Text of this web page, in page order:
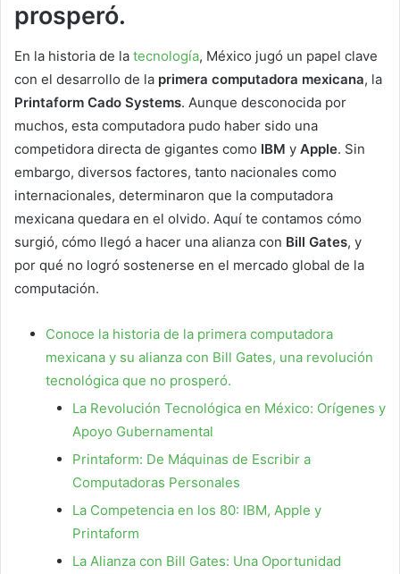
prosperó.
En la historia de la tecnología, México jugó un papel clave
con el desarrollo de la primera computadora mexicana, la
Printaform Cado Systems. Aunque desconocida por
muchos, esta computadora pudo haber sido una
competidora directa de gigantes como IBM y Apple. Sin
embargo, diversos factores, tanto nacionales como
internacionales, determinaron que la computadora
mexicana quedara en el olvido. Aquí te contamos cómo
surgió, cómo llegó a hacer una alianza con Bill Gates, y
por qué no logró sostenerse en el mercado global de la
computación.
Conoce la historia de la primera computadora
mexicana y su alianza con Bill Gates, una revolución
tecnológica que no prosperó.
La Revolución Tecnológica en México: Orígenes y
Apoyo Gubernamental
Printaform: De Máquinas de Escribir a
Computadoras Personales
La Competencia en los 80: IBM, Apple y
Printaform
La Alianza con Bill Gates: Una Oportunidad